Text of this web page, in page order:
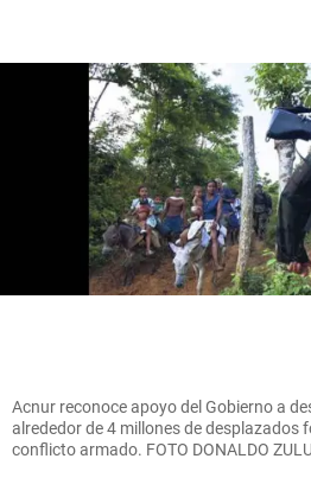
Acnur reconoce apoyo del Gobierno a
alrededor de 4 millones de desplazados
conflicto armado. FOTO DONALDO